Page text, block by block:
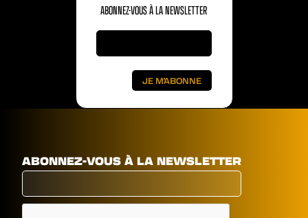
ABONNEZ-VOUS À LA NEWSLETTER
ABONNEZ-VOUS À LA NEWSLETTER